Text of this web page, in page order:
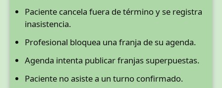
Paciente cancela fuera de término y se registra
inasistencia.
Profesional bloquea una franja de su agenda.
Agenda intenta publicar franjas superpuestas.
Paciente no asiste a un turno confirmado.